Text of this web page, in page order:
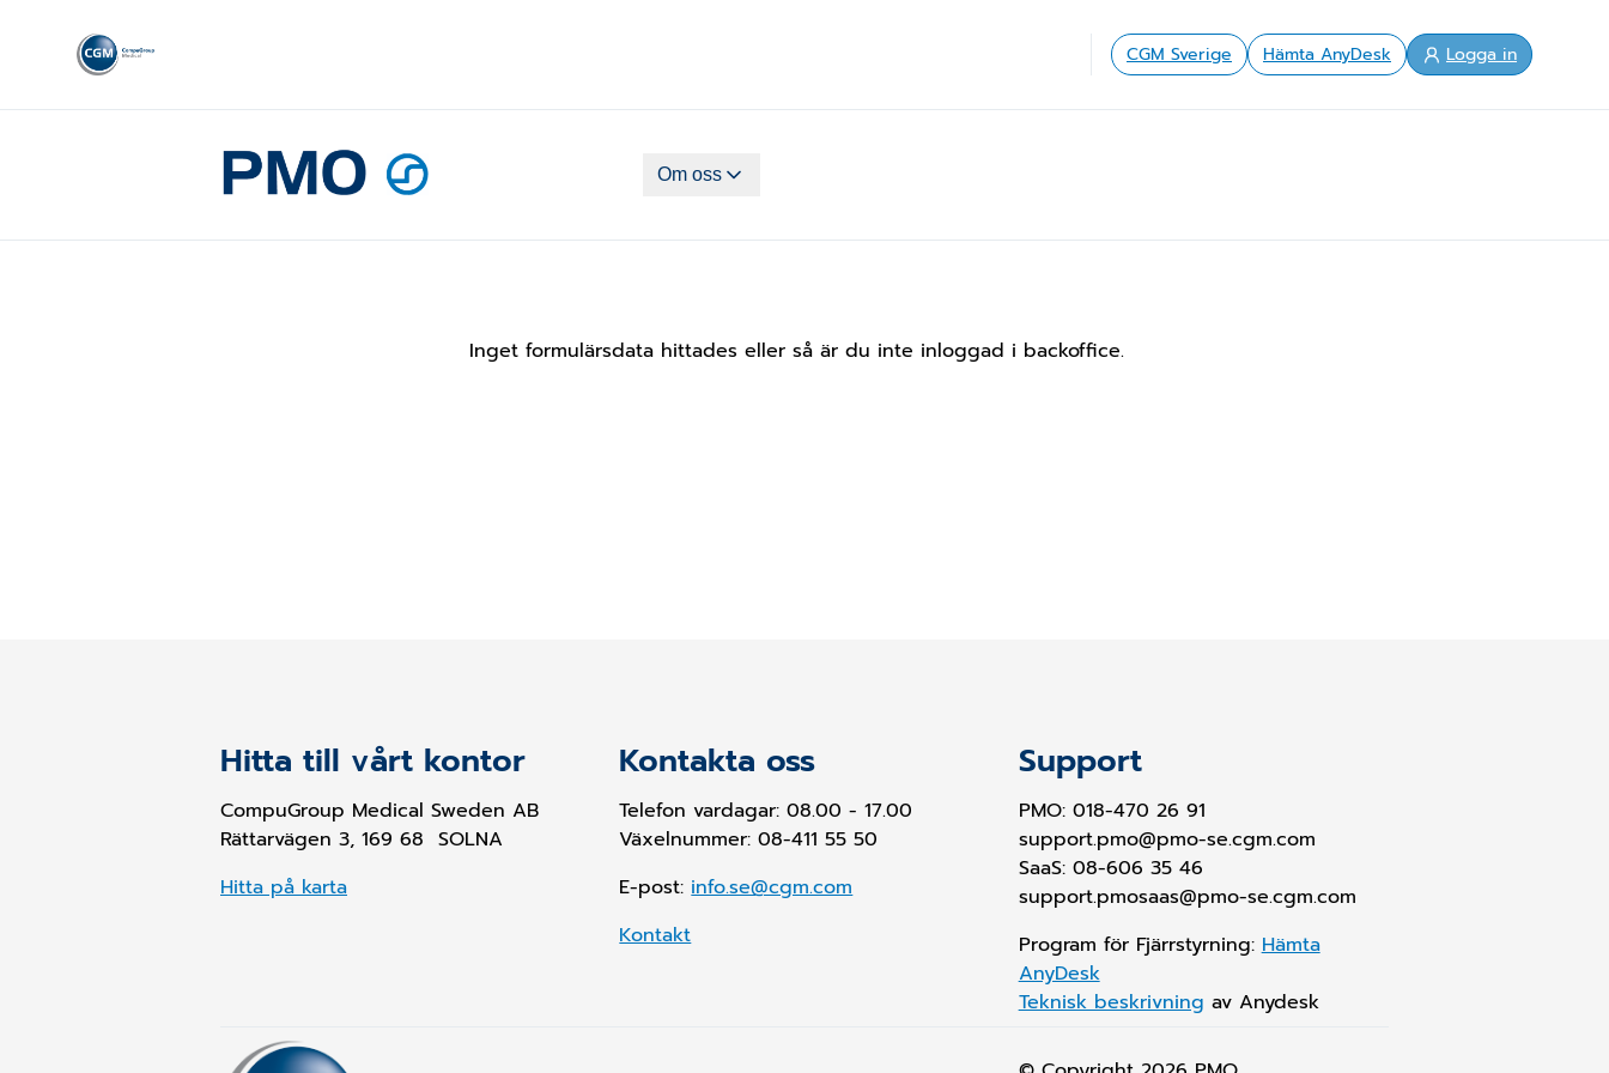
CGM Sverige Hämta AnyDesk Logga in
Om oss
Inget formulärsdata hittades eller så är du inte inloggad i backoffice.
Hitta till vårt kontor
CompuGroup Medical Sweden AB
Rättarvägen 3, 169 68 SOLNA
Hitta på karta
Kontakta oss
Telefon vardagar: 08.00 - 17.00
Växelnummer: 08-411 55 50
E-post:info.se@cgm.com
Kontakt
Support
PMO: 018-470 26 91
support.pmo@pmo-se.cgm.com
SaaS: 08-606 35 46
support.pmosaas@pmo-se.cgm.com
Program för Fjärrstyrning:Hämta
AnyDesk
Teknisk beskrivning av Anydesk